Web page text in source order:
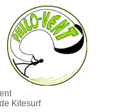
Kitesurf